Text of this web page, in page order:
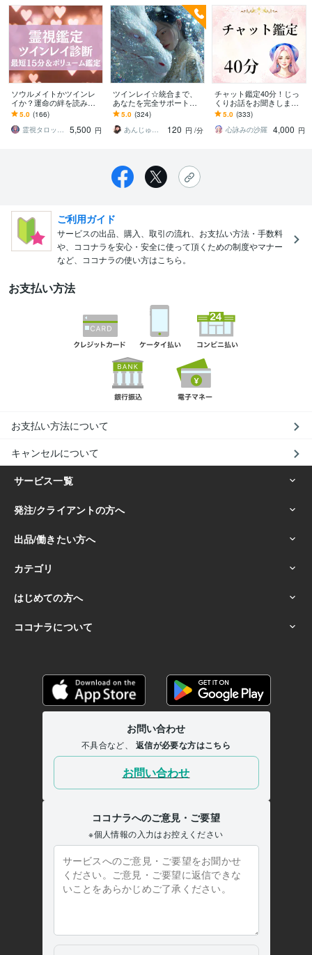
ソウルメイトかツインレ
イか？運命の絆を読みま
す 今の関係は運命か必然
か？魂レベルで紐解くス
ピリチュアル鑑定
5.0 (166)
霊視タロット占い師＊lumina
5,500 円
ツインレイ☆統合まで、
あなたを完全サポートし
ます ✧˚誰にも理解されな
い魂の痛み、もう一人で
苦しまないで✧˚
5.0 (324)
あんじゅ＊白龍と繋がる転生巫女占い師
120 円 /分
チャット鑑定40分！じっ
くりお話をお聞きします
たくさんの質問や聞いて
ほしいことがある方向け
のサービスです
5.0 (333)
心詠みの沙羅 4,000 円
ご利用ガイド
サービスの出品、購入、取引の流れ、お支払い方法・手数料
や、ココナラを安心・安全に使って頂くための制度やマナー
など、ココナラの使い方はこちら。
お支払い方法
お支払い方法について
キャンセルについて